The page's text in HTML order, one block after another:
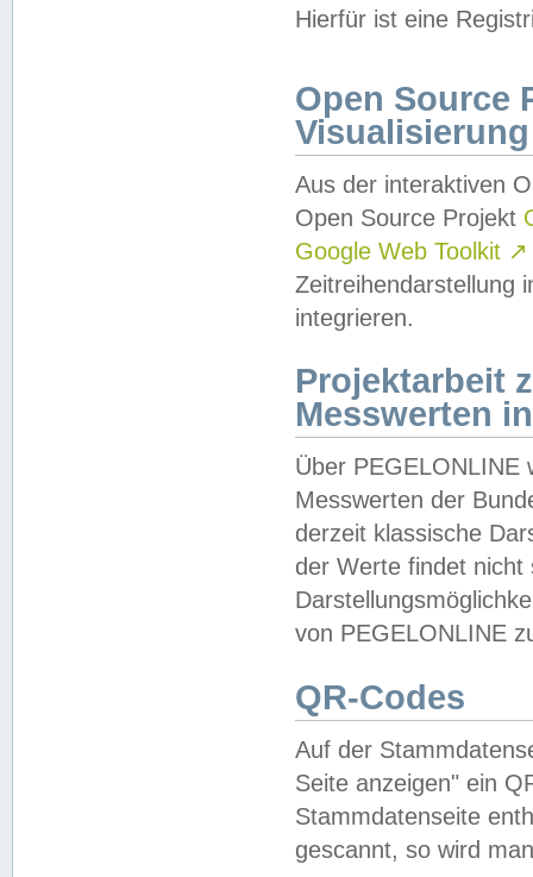
Hierfür ist eine
Open Source
Visualisierung
Aus der interaktiven
Open Source Projekt
Google Web Toolkit ↗
Zeitreihendarstellung
integrieren.
Projektarbeit
Messwerten
Über PEGELONLINE
Messwerten der
derzeit klassische
der Werte findet
von PEGELONLINE
QR-Codes
Auf der
Seite anzeigen" ein
Stammdatenseite
gescannt, so wird